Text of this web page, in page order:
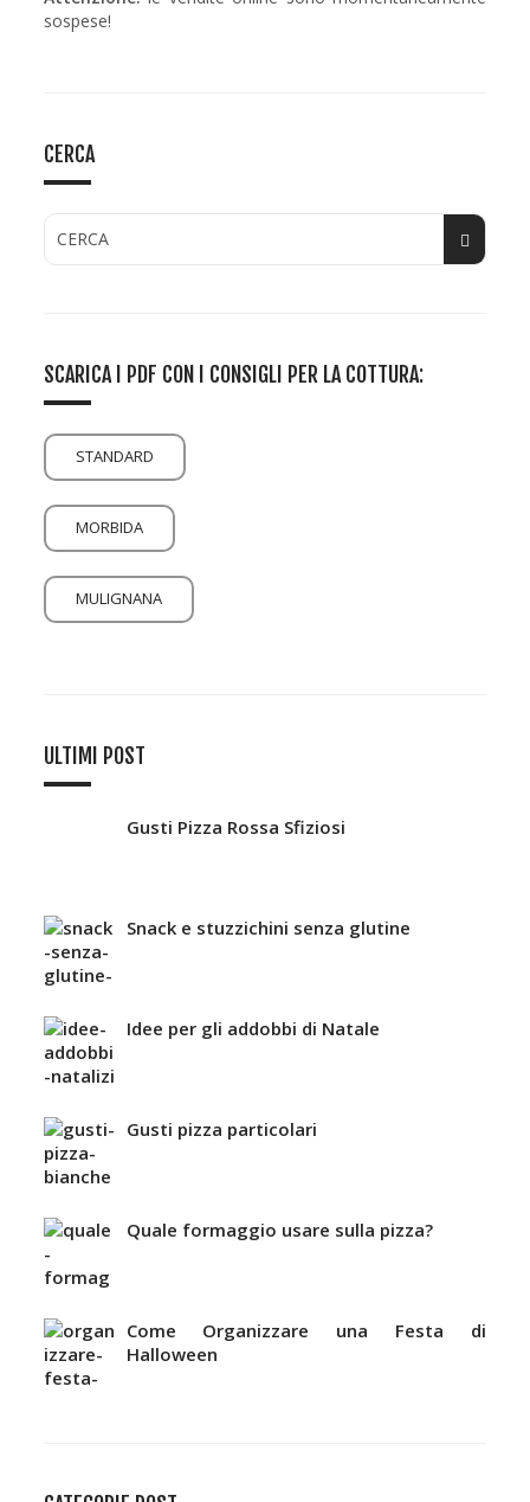
sospese!
CERCA
SCARICA I PDF CON I CONSIGLI PER LA COTTURA:
STANDARD
MORBIDA
MULIGNANA
ULTIMI POST
Gusti Pizza Rossa Sfiziosi
Snack e stuzzichini senza glutine
Idee per gli addobbi di Natale
Gusti pizza particolari
Quale formaggio usare sulla pizza?
Come Organizzare una Festa di
Halloween